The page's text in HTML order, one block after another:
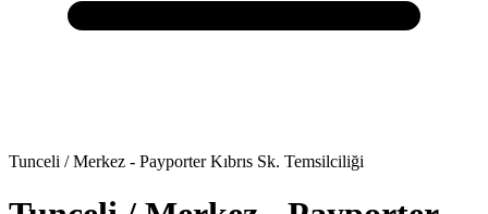
Tunceli / Merkez - Payporter Kıbrıs Sk. Temsilciliği